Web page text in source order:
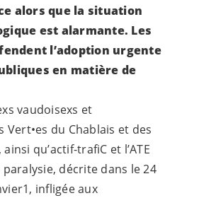
alors que la situation
est alarmante. Les
l’adoption urgente
en matière de
vaudoisexs et
Vert•es du Chablais et des
qu’actif-trafiC et l’ATE
paralysie, décrite dans le 24
infligée aux